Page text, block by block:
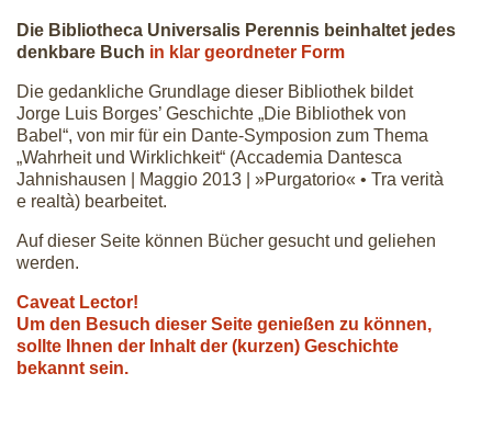
Die Bibliotheca Universalis Perennis beinhaltet jedes
denkbare Buch in klar geordneter Form
Die gedankliche Grundlage dieser Bibliothek bildet
Jorge Luis Borges’ Geschichte „Die Bibliothek von
Babel“, von mir für ein Dante-Symposion zum Thema
„Wahrheit und Wirklichkeit“ (Accademia Dantesca
Jahnishausen | Maggio 2013 | »Purgatorio« • Tra verità
e realtà) bearbeitet.
Auf dieser Seite können Bücher gesucht und geliehen
werden.
Caveat Lector!
Um den Besuch dieser Seite genießen zu können,
sollte Ihnen der Inhalt der (kurzen) Geschichte
bekannt sein.